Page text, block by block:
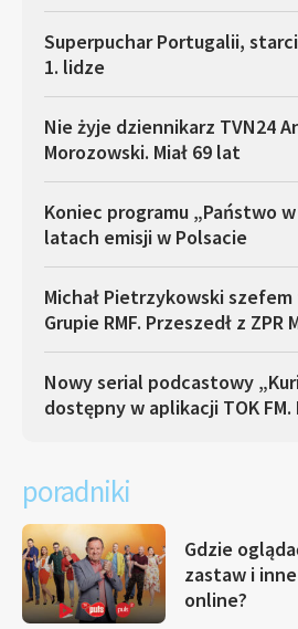
Superpuchar Portugalii,
1. lidze
Nie żyje dziennikarz TVN24
Morozowski. Miał 69 lat
Koniec programu „Państwo
latach emisji w Polsacie
Michał Pietrzykowski
Grupie RMF. Przeszedł z ZPR
Nowy serial podcastowy
dostępny w aplikacji TOK FM.
poradniki
Gdzie
zastaw i
online?